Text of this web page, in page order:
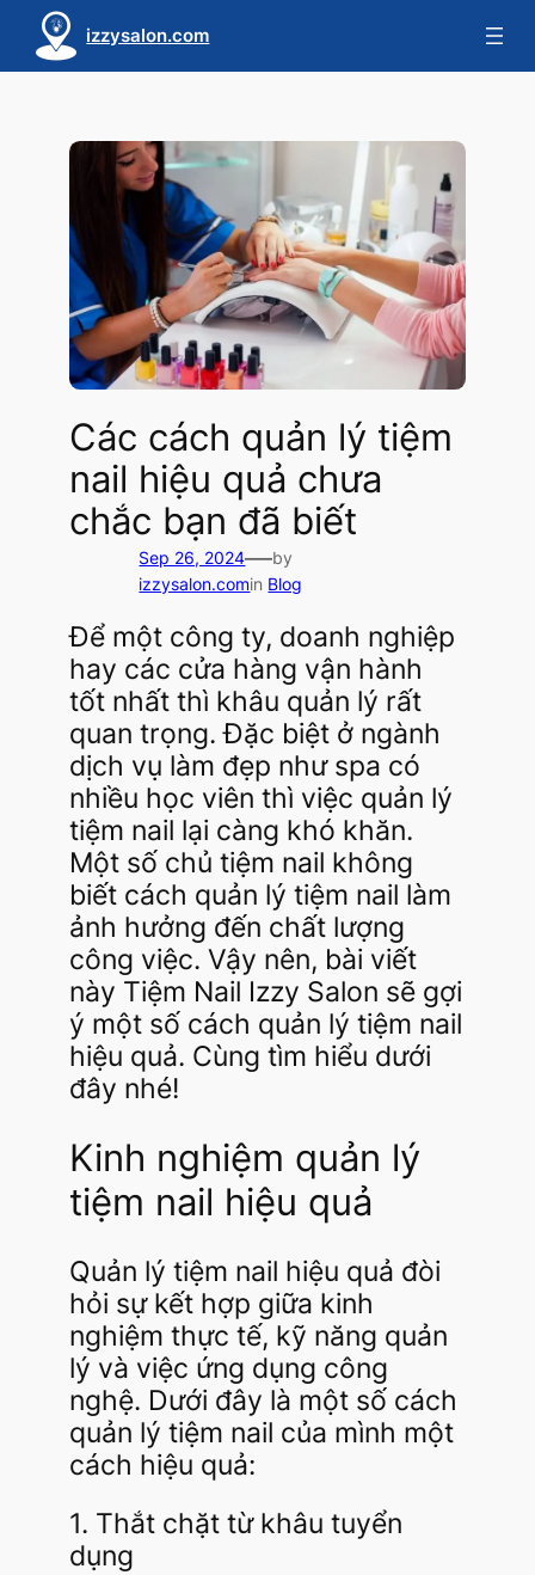
Skip
content
izzysalon.com
Các cách quản lý tiệm
nail hiệu quả chưa
chắc bạn đã biết
Sep 26, 2024—by
izzysalon.comin Blog
Để một công ty, doanh nghiệp
hay các cửa hàng vận hành
tốt nhất thì khâu quản lý rất
quan trọng. Đặc biệt ở ngành
dịch vụ làm đẹp như spa có
nhiều học viên thì việc quản lý
tiệm nail lại càng khó khăn.
Một số chủ tiệm nail không
biết cách quản lý tiệm nail làm
ảnh hưởng đến chất lượng
công việc. Vậy nên, bài viết
này Tiệm Nail Izzy Salon sẽ gợi
ý một số cách quản lý tiệm nail
hiệu quả. Cùng tìm hiểu dưới
đây nhé!
Kinh nghiệm quản lý
tiệm nail hiệu quả
Quản lý tiệm nail hiệu quả đòi
hỏi sự kết hợp giữa kinh
nghiệm thực tế, kỹ năng quản
lý và việc ứng dụng công
nghệ. Dưới đây là một số cách
quản lý tiệm nail của mình một
cách hiệu quả:
1. Thắt chặt từ khâu tuyển
dụng